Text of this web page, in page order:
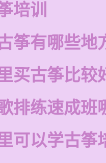
培训
筝有哪些地
买古筝比较
排练速成班
可以学古筝